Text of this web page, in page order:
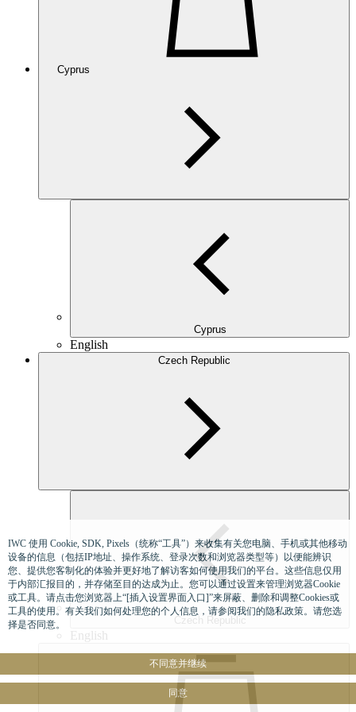
Cyprus
Cyprus
English
Czech Republic
Czech Republic
English
IWC 使用 Cookie, SDK, Pixels（统称“工具”）来收集有关您电脑、手机或其他移动
设备的信息（包括IP地址、操作系统、登录次数和浏览器类型等）以便能辨识
您、提供您客制化的体验并更好地了解访客如何使用我们的平台。这些信息仅用
于内部汇报目的，并存储至目的达成为止。您可以通过设置来管理浏览器Cookie
或工具。请点击您浏览器上“[插入设置界面入口]”来屏蔽、删除和调整Cookies或
工具的使用。有关我们如何处理您的个人信息，请参阅我们的隐私政策。请您选
择是否同意。
不同意并继续
同意